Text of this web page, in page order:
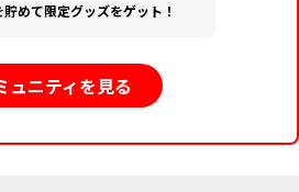
めて限定グッズをゲット！
ュニティを見る